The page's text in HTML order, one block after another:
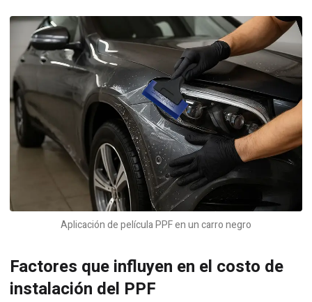
Aplicación de película PPF en un carro negro
Factores que influyen en el costo de
instalación del PPF